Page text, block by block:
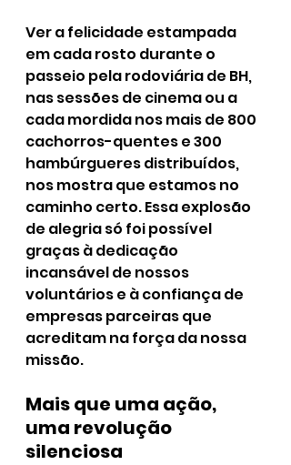
Ver a felicidade estampada
em cada rosto durante o
passeio pela rodoviária de BH,
nas sessões de cinema ou a
cada mordida nos mais de 800
cachorros-quentes e 300
hambúrgueres distribuídos,
nos mostra que estamos no
caminho certo. Essa explosão
de alegria só foi possível
graças à dedicação
incansável de nossos
voluntários e à confiança de
empresas parceiras que
acreditam na força da nossa
missão.
Mais que uma ação,
uma revolução
silenciosa